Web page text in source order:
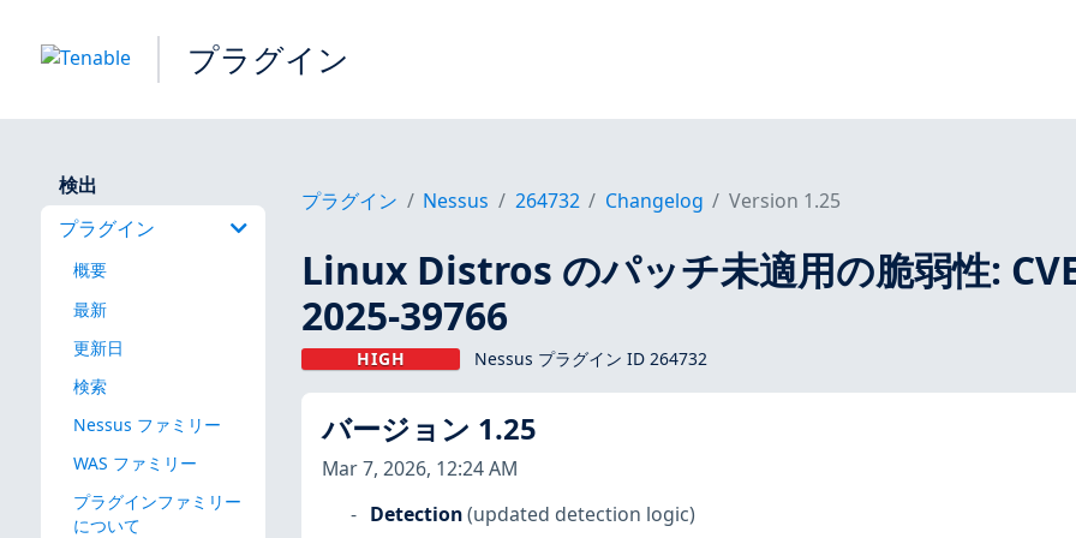
プラグイン
検出
プラグイン
概要
最新
更新日
検索
Nessus ファミリー
WAS ファミリー
プラグインファミリー
について
プラグイン Nessus 264732 Changelog Version 1.25
Linux Distros のパッチ未適用の脆弱性:
2025-39766
HIGH Nessus プラグイン ID 264732
バージョン 1.25
Mar 7, 2026, 12:24 AM
Detection (updated detection logic)